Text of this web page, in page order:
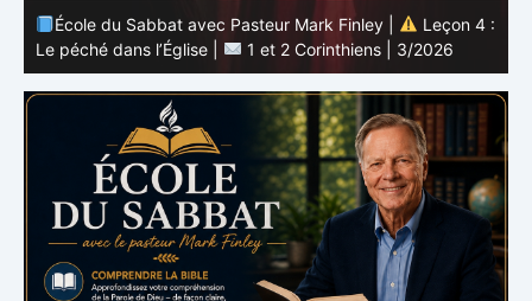
École du Sabbat avec Pasteur Mark Finley |
Leçon 3 :
L’unité en Christ |
1 et 2 Corinthiens | 3/2026